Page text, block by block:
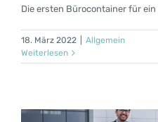
Die ersten Bürocontainer für
18. März 2022
Allgemein
Weiterlesen